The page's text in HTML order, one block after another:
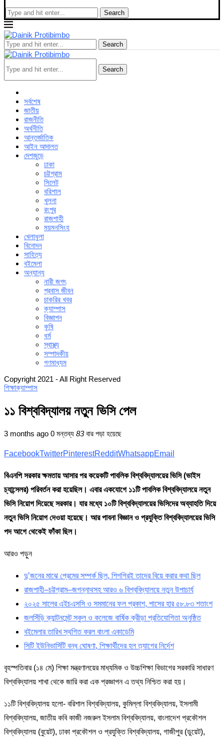
Search
Search
Search
সর্বশেষ
জাতীয়
রাজনীতি
অর্থনীতি
আন্তর্জাতিক
আইন আদালত
দেশজুড়ে
ঢাকা
চট্টগ্রাম
সিলেট
বরিশাল
খুলনা
রংপুর
রাজশাহী
ময়মনসিংহ
খেলাধুলা
বিনোদন
সাহিত্য
বইমেলা
অন্যান্য
নারী জগৎ
প্রবাস জীবন
চাকরির খবর
ক্যাম্পাস
বিজ্ঞাপন
কৃষি
ধর্ম
স্বাস্থ্য
সম্পাদকীয়
গণমাধ্যম
Copyright 2021 - All Right Reserved
শিক্ষাক্যাম্পাস
১১ বিশ্ববিদ্যালয় নতুন ভিসি পেল
3 months ago 0 মন্তব্য 83বার পড়া হয়েছে
FacebookTwitterPinterestRedditWhatsappEmail
বিএনপি সরকার ক্ষমতায় আসার পর কয়েকটি পাবলিক বিশ্ববিদ্যালয়ের ভিসি (ভাইস
চ্যান্সেলর) পরিবর্তন করা হয়েছিল। এবার একযোগে ১১টি পাবলিক বিশ্ববিদ্যালয়ে নতুন
ভিসি নিয়োগ দিয়েছে সরকার। যার মধ্যে ১০টি বিশ্ববিদ্যালয়ের ভিসিদের অব্যাহতি দিয়ে
নতুন ভিসি নিয়োগ দেওয়া হয়েছে। আর পাবনা বিজ্ঞান ও প্রযুক্তি বিশ্ববিদ্যালয়ের ভিসি
পদ আগে থেকেই ফাঁকা ছিল।
আরও পড়ুন
দু’জনের মাঝে প্রেমের সম্পর্ক ছিল, শিগগিরই তাদের বিয়ে করার কথা ছিল
রাজশাহী–চট্টগ্রাম–জগন্নাথসহ আরও ৬ বিশ্ববিদ্যালয়ে নতুন উপাচার্য
২০২৫ সালের এইচএসসি ও সমমানের ফল প্রকাশ, পাসের হার ৫৮.৮৩ শতাংশ
জলসিঁড়ি ক্যান্টনমেন্ট স্কুল ও কলেজে বার্ষিক ক্রীড়া প্রতিযোগিতা অনুষ্ঠিত
বইমেলার তারিখ স্থগিত করল বাংলা একাডেমি
সিটি ইউনিভার্সিটি বন্ধ ঘোষণা, শিক্ষার্থীদের হল ত্যাগের নির্দেশ
বৃহস্পতিবার (১৪ মে) শিক্ষা মন্ত্রণালয়ের মাধ্যমিক ও উচ্চশিক্ষা বিভাগের সরকারি সাধারণ
বিশ্ববিদ্যালয় শাখা থেকে জারি করা এক প্রজ্ঞাপন এ তথ্য নিশ্চিত করা হয়।
১১টি বিশ্ববিদ্যালয় হলো- বরিশাল বিশ্ববিদ্যালয়, কুমিল্লা বিশ্ববিদ্যালয়, ইসলামী
বিশ্ববিদ্যালয়, জাতীয় কবি কাজী নজরুল ইসলাম বিশ্ববিদ্যালয়, বাংলাদেশ প্রকৌশল
বিশ্ববিদ্যালয় (বুয়েট), ঢাকা প্রকৌশল ও প্রযুক্তি বিশ্ববিদ্যালয়, গাজীপুর (ডুয়েট),